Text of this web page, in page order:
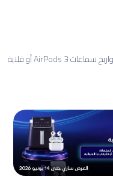
الشروط والأحكام لحملة تابع Payit واربح سماعات AirPods 3 أو قلاية